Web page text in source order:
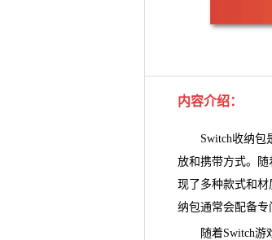
内容介绍：
Switch收纳包是
放和携带方式。随
现了多种款式和材
纳包通常会配备
随着Switch游戏